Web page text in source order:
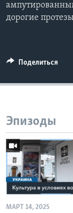
дорогие
Поделиться
Эпизоды
МАРТ 14, 2025